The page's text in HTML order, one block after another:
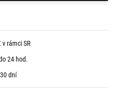
v rámci SR
24 hod.
dní